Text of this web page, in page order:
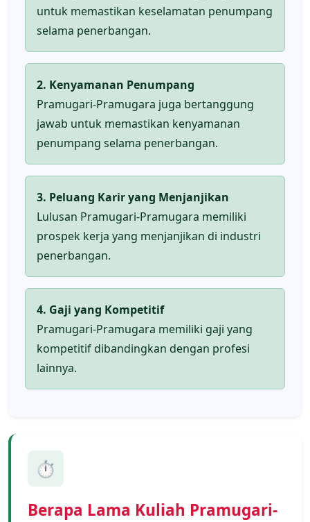
untuk memastikan keselamatan penumpang
selama penerbangan.
2. Kenyamanan Penumpang
Pramugari-Pramugara juga bertanggung
jawab untuk memastikan kenyamanan
penumpang selama penerbangan.
3. Peluang Karir yang Menjanjikan
Lulusan Pramugari-Pramugara memiliki
prospek kerja yang menjanjikan di industri
penerbangan.
4. Gaji yang Kompetitif
Pramugari-Pramugara memiliki gaji yang
kompetitif dibandingkan dengan profesi
lainnya.
⏱️
Berapa Lama Kuliah Pramugari-